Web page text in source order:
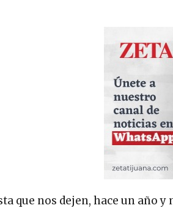
que nos dejen, hace un año